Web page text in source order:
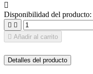

Disponibilidad del producto:
 
 Añadir al carrito
Detalles del producto